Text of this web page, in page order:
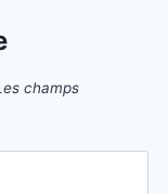
champs